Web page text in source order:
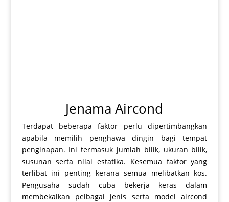
Jenama Aircond
Terdapat beberapa faktor perlu dipertimbangkan
apabila memilih penghawa dingin bagi tempat
penginapan. Ini termasuk jumlah bilik, ukuran bilik,
susunan serta nilai estatika. Kesemua faktor yang
terlibat ini penting kerana semua melibatkan kos.
Pengusaha sudah cuba bekerja keras dalam
membekalkan pelbagai jenis serta model aircond